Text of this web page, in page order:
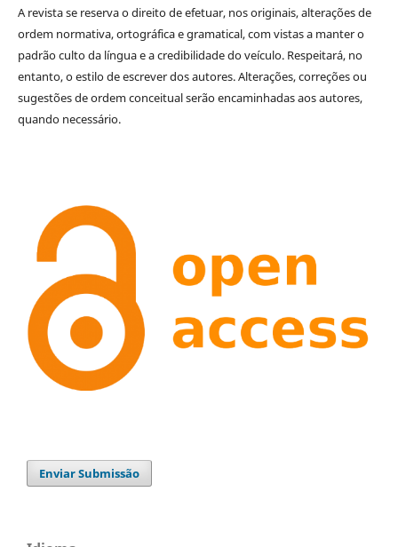
A revista se reserva o direito de efetuar, nos originais, alterações de
ordem normativa, ortográfica e gramatical, com vistas a manter o
padrão culto da língua e a credibilidade do veículo. Respeitará, no
entanto, o estilo de escrever dos autores. Alterações, correções ou
sugestões de ordem conceitual serão encaminhadas aos autores,
quando necessário.
Enviar Submissão